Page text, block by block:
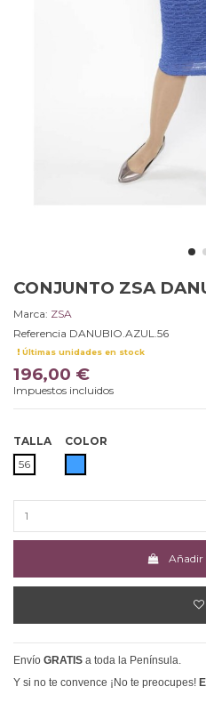
CONJUNTO ZSA
Marca: ZSA
Referencia DANUBIO.AZUL.56
Últimas unidades en stock
196,00 €
Impuestos incluidos
TALLA
56
COLOR
Añadir
Envío GRATIS a toda la Península.
Y si no te convence ¡No te preocupes!